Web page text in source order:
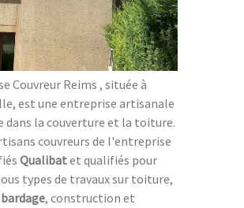
Couvreur Reims , située à
est une entreprise artisanale
dans la couverture et la toiture.
couvreurs de l'entreprise
Qualibatet qualifiés pour
types de travaux sur toiture,
bardage, construction et